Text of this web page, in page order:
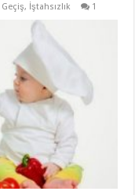
Geçiş, İştahsızlık 1